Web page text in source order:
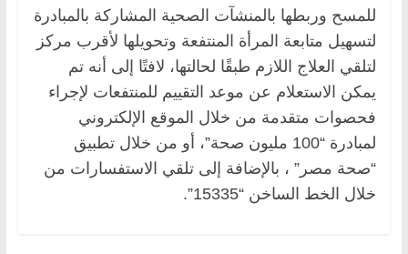
للمسح وربطها بالمنشآت الصحية المشاركة بالمبادرة
لتسهيل متابعة المرأة المنتفعة وتحويلها لأقرب مركز
لتلقي العلاج اللازم طبقًا لحالتها، لافتًا إلى أنه تم
يمكن الاستعلام عن موعد التقييم للمنتفعات لإجراء
فحصوات متقدمة من خلال الموقع الإلكتروني
لمبادرة “100 مليون صحة”، أو من خلال تطبيق
“صحة مصر” ، بالإضافة إلى تلقي الاستفسارات من
خلال الخط الساخن “15335”.